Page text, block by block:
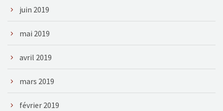
juin 2019
mai 2019
avril 2019
mars 2019
février 2019